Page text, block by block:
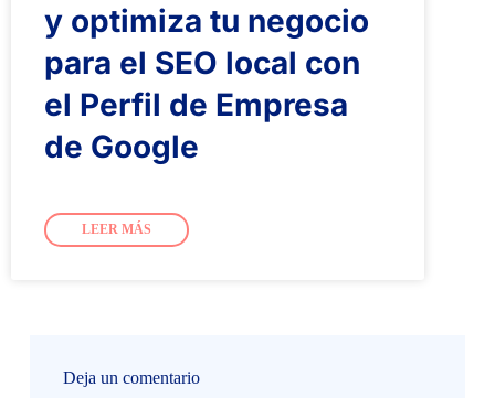
y optimiza tu negocio
para el SEO local con
el Perfil de Empresa
de Google
LEER MÁS
Deja un comentario